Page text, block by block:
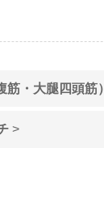
・大腿四頭筋）
>